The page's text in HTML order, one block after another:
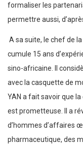
formaliser les
permettre aussi,
A sa suite, le chef de
cumule 15 ans
sino-africaine. Il
avec la casquette de
YAN a fait savoir que
est prometteuse. Il a
d’hommes d’affaires
pharmaceutique, des